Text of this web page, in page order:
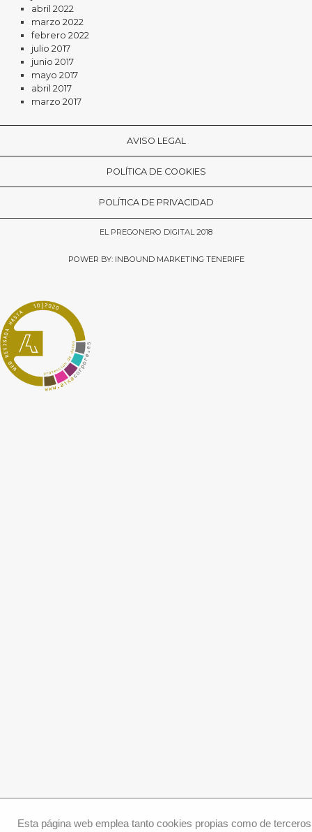
abril 2022
marzo 2022
febrero 2022
julio 2017
junio 2017
mayo 2017
abril 2017
marzo 2017
AVISO LEGAL
POLÍTICA DE COOKIES
POLÍTICA DE PRIVACIDAD
EL PREGONERO DIGITAL 2018
POWER BY: INBOUND MARKETING TENERIFE
Esta página web emplea tanto cookies propias como de terceros